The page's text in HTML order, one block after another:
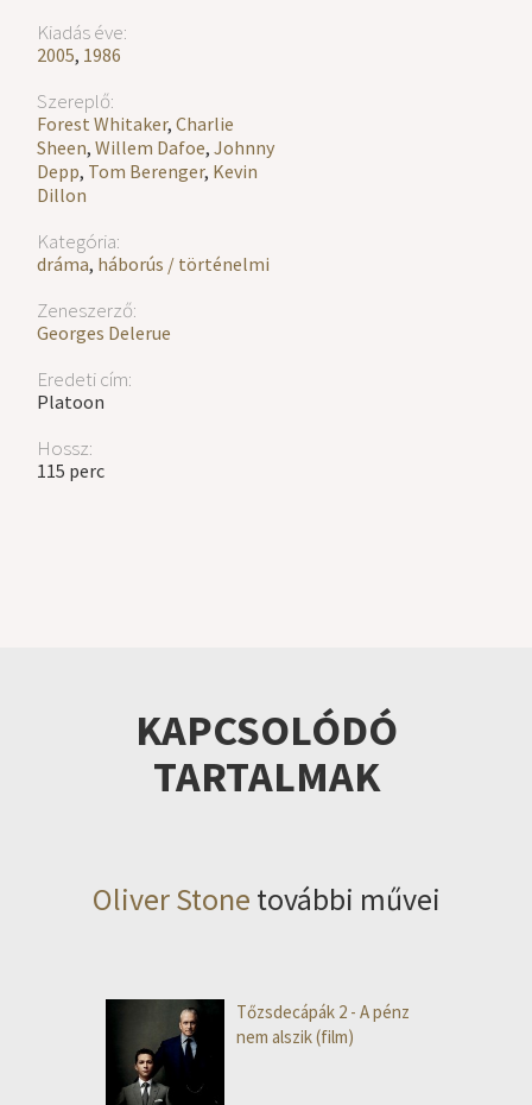
Kiadás éve:
2005, 1986
Szereplő:
Forest Whitaker,Charlie
Sheen,Willem Dafoe,Johnny
Depp, Tom Berenger, Kevin
Dillon
Kategória:
dráma, háborús / történelmi
Zeneszerző:
Georges Delerue
Eredeti cím:
Platoon
Hossz:
115 perc
KAPCSOLÓDÓ
TARTALMAK
Oliver Stone további művei
Tőzsdecápák 2 - A pénz
nem alszik (film)